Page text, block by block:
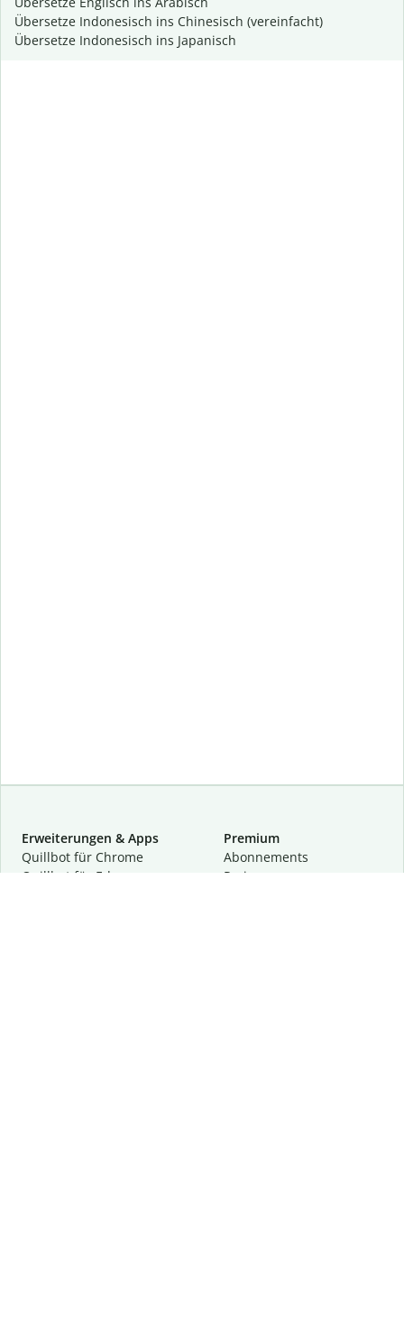
Übersetze Indonesisch ins Chinesisch (vereinfacht)
Übersetze Indonesisch ins Japanisch
Erweiterungen & Apps
Quillbot für Chrome
Quillbot für Edge
Premium
Abon­ne­ments
Preise